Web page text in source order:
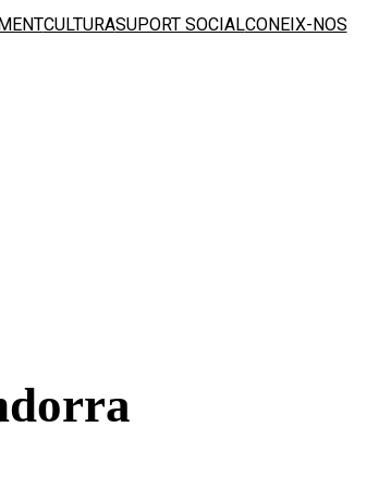
CULTURASUPORT SOCIALCONEIX-NOS